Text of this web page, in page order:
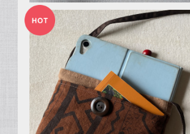
ポシェット29 泥染め模様 3面仕分
けショルダー 裏なし シピボ族の泥
染め
¥5,500